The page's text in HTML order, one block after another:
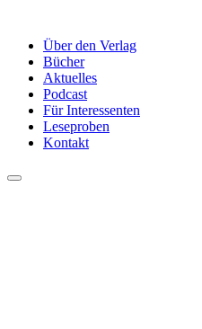
Über den Verlag
Bücher
Aktuelles
Podcast
Für Interessenten
Leseproben
Kontakt